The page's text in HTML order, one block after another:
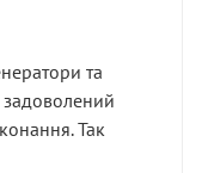
та
задоволений
Так